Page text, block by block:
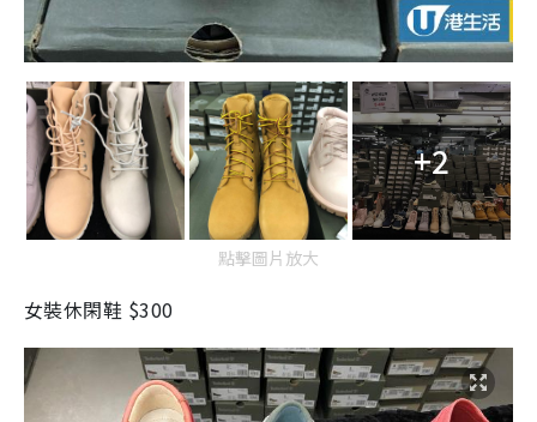
+2
點擊圖片放大
女裝休閑鞋 $300